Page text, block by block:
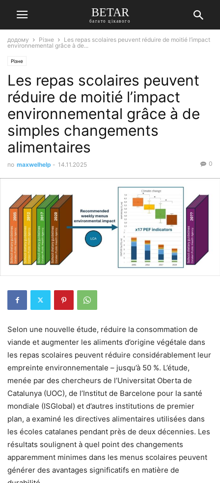
BETAR
багато цікавого
додому Різне
Les repas scolaires peuvent réduire de moitié l’impact
environnemental grâce à de...
Різне
Les repas scolaires peuvent
réduire de moitié l’impact
environnemental grâce à de
simples changements
alimentaires
по maxwelhelp - 14.11.2025 0
Selon une nouvelle étude, réduire la consommation de
viande et augmenter les aliments d’origine végétale dans
les repas scolaires peuvent réduire considérablement leur
empreinte environnementale – jusqu’à 50 %. L’étude,
menée par des chercheurs de l’Universitat Oberta de
Catalunya (UOC), de l’Institut de Barcelone pour la santé
mondiale (ISGlobal) et d’autres institutions de premier
plan, a examiné les directives alimentaires utilisées dans
les écoles catalanes pendant près de deux décennies. Les
résultats soulignent à quel point des changements
apparemment minimes dans les menus scolaires peuvent
générer des avantages significatifs en matière de